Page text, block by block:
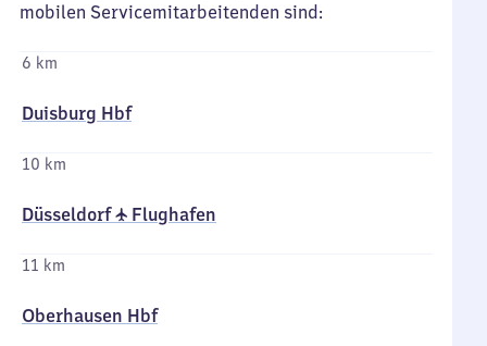
mobilen Servicemitarbeitenden sind:
6 km
Duisburg Hbf
10 km
Düsseldorf ✈ Flughafen
11 km
Oberhausen Hbf